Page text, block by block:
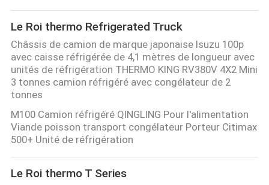
Le Roi thermo Refrigerated Truck
Châssis de camion de marque japonaise Isuzu 100p
avec caisse réfrigérée de 4,1 mètres de longueur avec
unités de réfrigération THERMO KING RV380V 4X2 Mini
3 tonnes camion réfrigéré avec congélateur de 2
tonnes
M100 Camion réfrigéré QINGLING Pour l'alimentation
Viande poisson transport congélateur Porteur Citimax
500+ Unité de réfrigération
Le Roi thermo T Series